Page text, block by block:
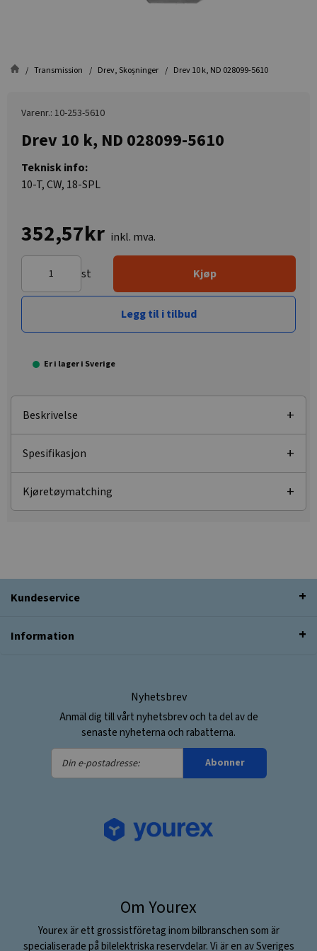
Transmission Drev, Skoșninger Drev 10 k, ND 028099-5610
Varenr.: 10-253-5610
Drev 10 k, ND 028099-5610
Teknisk info:
10-T, CW, 18-SPL
352,57kr inkl. mva.
st Kjøp
Legg til i tilbud
Er i lager i Sverige
Beskrivelse
Spesifikasjon
Kjøretøymatching
Kundeservice
Information
Nyhetsbrev
Anmäl dig till vårt nyhetsbrev och ta del av de
senaste nyheterna och rabatterna.
Din
e-
Abonner
Om Yourex
Yourex är ett grossistföretag inom bilbranschen som är
specialiserade på bilelektriska reservdelar. Vi är en av Sveriges